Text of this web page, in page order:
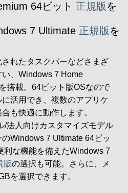
64ビット 正規版を
7 Ultimate 正規版を
れたタスクバーなどさまざ
、Windows 7 Home
を搭載。64ビット版OSなので
活用でき、複数のアプリケ
も快適に動作します。
/法人向けカスタマイズモデル
Windows 7 Ultimate 64ビッ
利な機能を備えたWindows 7
版の選択も可能。さらに、メ
を選択できます。